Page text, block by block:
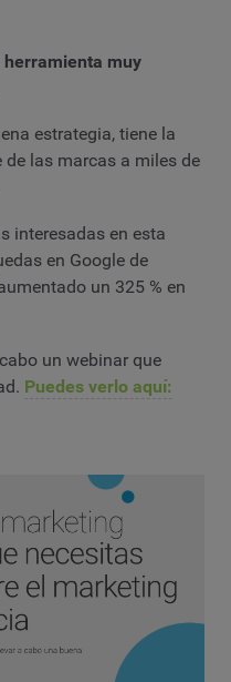
herramienta muy
estrategia, tiene la
las marcas a miles de
interesadas en esta
en Google de
un 325 % en
un webinar que
Puedes verlo aquí: